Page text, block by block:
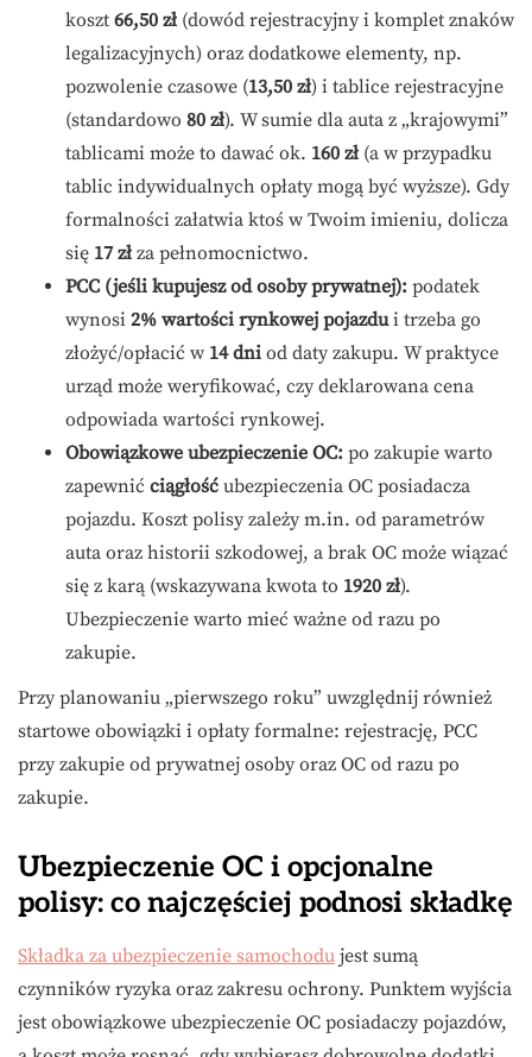
koszt 66,50 zł (dowód rejestracyjny i komplet znaków
legalizacyjnych) oraz dodatkowe elementy, np.
pozwolenie czasowe (13,50 zł) i tablice rejestracyjne
(standardowo 80 zł). W sumie dla auta z „krajowymi”
tablicami może to dawać ok. 160 zł (a w przypadku
tablic indywidualnych opłaty mogą być wyższe). Gdy
formalności załatwia ktoś w Twoim imieniu, dolicza
się 17 zł za pełnomocnictwo.
PCC (jeśli kupujesz od osoby prywatnej): podatek
wynosi 2% wartości rynkowej pojazdui trzeba go
złożyć/opłacić w 14 dni od daty zakupu. W praktyce
urząd może weryfikować, czy deklarowana cena
odpowiada wartości rynkowej.
Obowiązkowe ubezpieczenie OC: po zakupie warto
zapewnić ciągłość ubezpieczenia OC posiadacza
pojazdu. Koszt polisy zależy m.in. od parametrów
auta oraz historii szkodowej, a brak OC może wiązać
się z karą (wskazywana kwota to 1920 zł).
Ubezpieczenie warto mieć ważne od razu po
zakupie.
Przy planowaniu „pierwszego roku” uwzględnij również
startowe obowiązki i opłaty formalne: rejestrację, PCC
przy zakupie od prywatnej osoby oraz OC od razu po
zakupie.
Ubezpieczenie OC i opcjonalne
polisy: co najczęściej podnosi składkę
Składka za ubezpieczenie samochodu jest sumą
czynników ryzyka oraz zakresu ochrony. Punktem wyjścia
jest obowiązkowe ubezpieczenie OC posiadaczy pojazdów,